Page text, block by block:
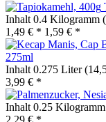
Inhalt 0.4 Kilogramm
1,49 € * 1,59 € *
275ml
Inhalt 0.275 Liter
3,99 € *
Inhalt 0.25 Kilogramm
2,29 € *